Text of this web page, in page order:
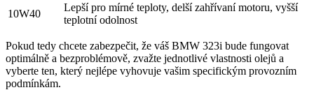
10W40
Lepší pro ⁤mírné ‍teploty,⁣ delší zahřívaní motoru, vyšší
teplotní ⁤odolnost
Pokud tedy chcete‌ zabezpečit, že váš BMW⁣ 323i bude ‌fungovat
optimálně a ​bezproblémově, zvažte jednotlivé vlastnosti olejů ‍a
vyberte ten, který nejlépe vyhovuje vašim specifickým provozním ​
podmínkám.